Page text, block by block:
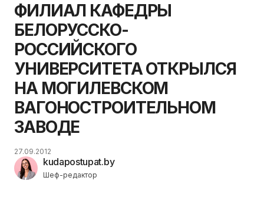
ФИЛИАЛ КАФЕДРЫ
БЕЛОРУССКО-
РОССИЙСКОГО
УНИВЕРСИТЕТА ОТКРЫЛСЯ
НА МОГИЛЕВСКОМ
ВАГОНОСТРОИТЕЛЬНОМ
ЗАВОДЕ
kudapostupat.by
Шеф-редактор
27.09.2012